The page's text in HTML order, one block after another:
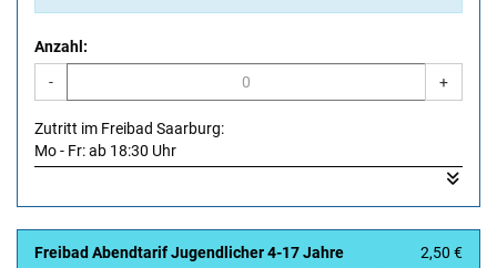
Anzahl:
-
+
Zutritt im Freibad Saarburg:
Mo - Fr: ab 18:30 Uhr
Sa, So, Feiertag: ab 17:30 Uhr
Freibad Abendtarif Jugendlicher 4-17 Jahre
2,50 €